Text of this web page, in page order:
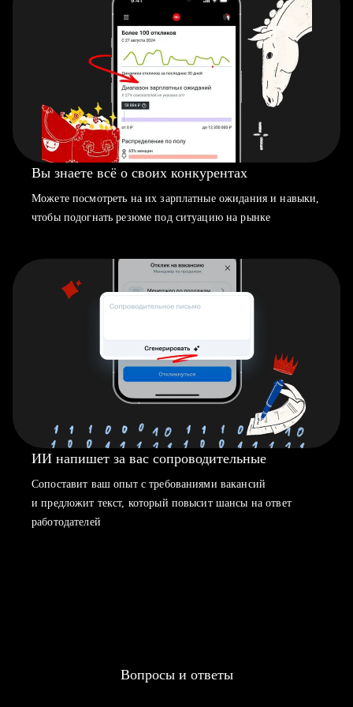
Вы знаете всё о своих конкурентах
Можете посмотреть на их зарплатные ожидания и навыки,
чтобы подогнать резюме под ситуацию на рынке
ИИ напишет за вас сопроводительные
Сопоставит ваш опыт с требованиями вакансий
и предложит текст, который повысит шансы на ответ
работодателей
Вопросы и ответы